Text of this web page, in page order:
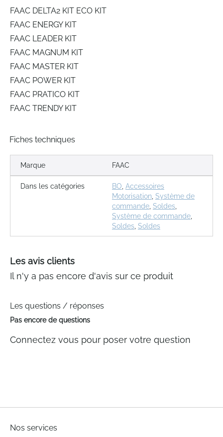
FAAC DELTA2 KIT ECO KIT
FAAC ENERGY KIT
FAAC LEADER KIT
FAAC MAGNUM KIT
FAAC MASTER KIT
FAAC POWER KIT
FAAC PRATICO KIT
FAAC TRENDY KIT
Fiches techniques
Marque FAAC
Dans les catégories BO, Accessoires
Motorisation, Système de
commande, Soldes,
Système de commande,
Soldes, Soldes
Les avis clients
Il n'y a pas encore d'avis sur ce produit
Les questions / réponses
Pas encore de questions
Connectez vous pour poser votre question
Nos services